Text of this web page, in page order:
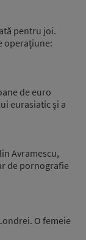
pentru joi.
operațiune:
de euro
eurasiatic și a
Avramescu,
de pornografie
O femeie